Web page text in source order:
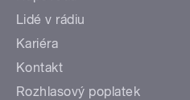
Lidé v rádiu
Kariéra
Kontakt
Rozhlasový poplatek